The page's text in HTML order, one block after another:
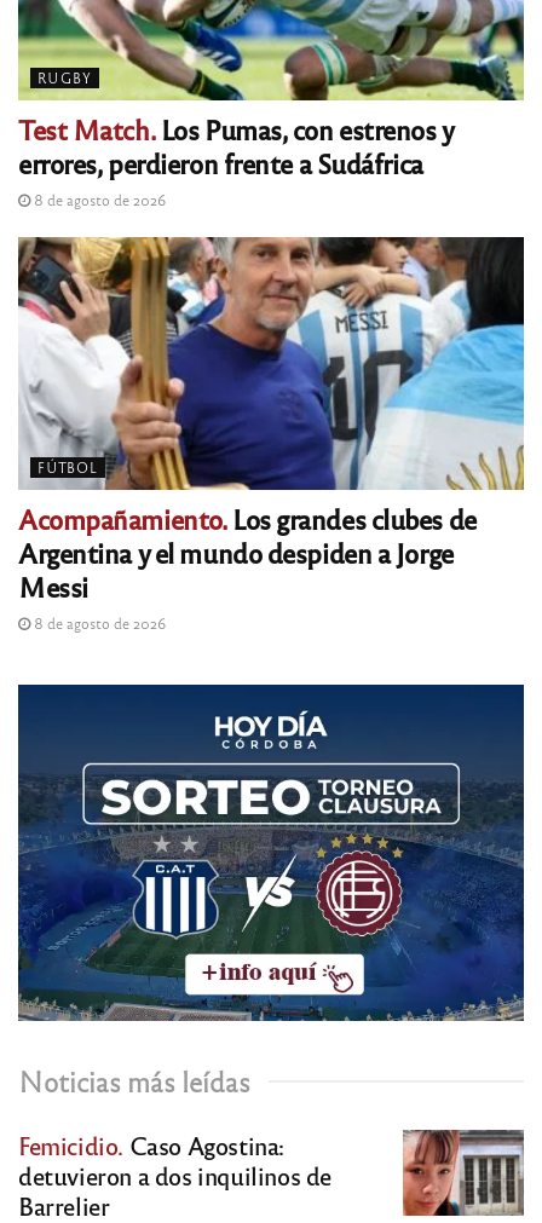
RUGBY
Test Match.Los Pumas, con estrenos y
errores, perdieron frente a Sudáfrica
8 de agosto de 2026
FÚTBOL
Acompañamiento.Los grandes clubes de
Argentina y el mundo despiden a Jorge
Messi
8 de agosto de 2026
Noticias más leídas
Femicidio. Caso Agostina:
detuvieron a dos inquilinos de
Barrelier